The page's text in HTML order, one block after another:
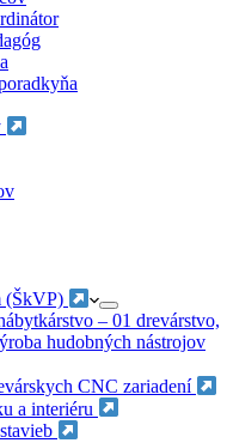
(ŠkVP)
– 01 drevárstvo,
hudobných nástrojov
CNC zariadení
a interiéru